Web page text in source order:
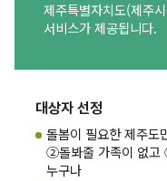
제주특별자치도(제주
서비스가 제공됩니다.
대상자 선정
돌봄이 필요한 제주도
②돌봐줄 가족이 없고
누구나